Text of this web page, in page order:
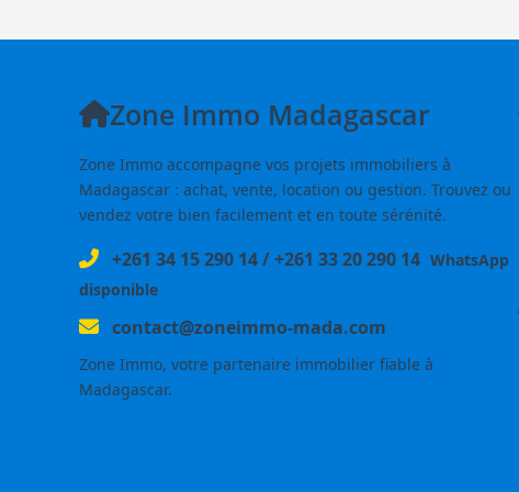
Zone Immo Madagascar
Zone Immo accompagne vos projets immobiliers à
Madagascar : achat, vente, location ou gestion. Trouvez ou
vendez votre bien facilement et en toute sérénité.
+261 34 15 290 14/+261 33 20 290 14 WhatsApp
disponible
contact@zoneimmo-mada.com
Zone Immo, votre partenaire immobilier fiable à
Madagascar.